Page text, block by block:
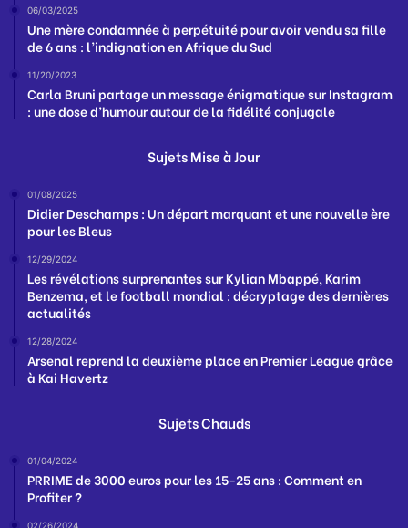
06/03/2025
Une mère condamnée à perpétuité pour avoir vendu sa fille
de 6 ans : l’indignation en Afrique du Sud
11/20/2023
Carla Bruni partage un message énigmatique sur Instagram
: une dose d’humour autour de la fidélité conjugale
Sujets Mise à Jour
01/08/2025
Didier Deschamps : Un départ marquant et une nouvelle ère
pour les Bleus
12/29/2024
Les révélations surprenantes sur Kylian Mbappé, Karim
Benzema, et le football mondial : décryptage des dernières
actualités
12/28/2024
Arsenal reprend la deuxième place en Premier League grâce
à Kai Havertz
Sujets Chauds
01/04/2024
PRRIME de 3000 euros pour les 15-25 ans : Comment en
Profiter ?
02/26/2024